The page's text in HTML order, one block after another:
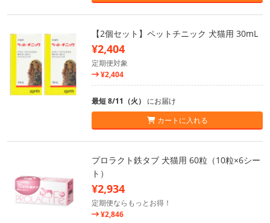
【2個セット】ペットチニック 犬猫用 30mL
¥2,404
定期便対象
¥2,404
最短 8/11（火） にお届け
カートに入れる
プロラクト鉄タブ 犬猫用 60粒（10粒×6シー
ト）
¥2,934
定期便ならもっとお得！
¥2,846